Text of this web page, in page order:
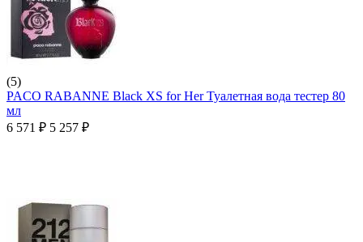
(5)
PACO RABANNE Black XS for Her Туалетная вода тестер 80
мл
6 571 ₽ 5 257 ₽